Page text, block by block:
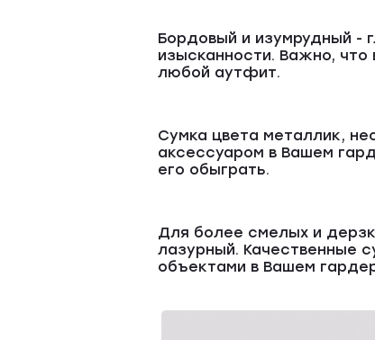
Бордовый и изумрудный -
изысканности. Важно,
любой аутфит.
Сумка цвета металлик,
аксессуаром в Вашем
его обыграть.
Для более смелых и
лазурный. Качественные
объектами в Вашем